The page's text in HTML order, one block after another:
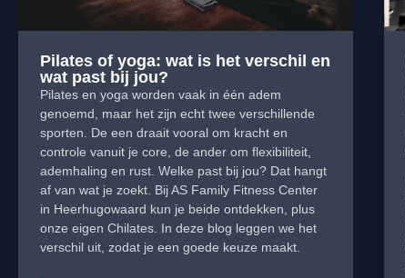
Pilates of yoga: wat is het verschil en
wat past bij jou?
Pilates en yoga worden vaak in één adem
genoemd, maar het zijn echt twee verschillende
sporten. De een draait vooral om kracht en
controle vanuit je core, de ander om flexibiliteit,
ademhaling en rust. Welke past bij jou? Dat hangt
af van wat je zoekt. Bij AS Family Fitness Center
in Heerhugowaard kun je beide ontdekken, plus
onze eigen Chilates. In deze blog leggen we het
verschil uit, zodat je een goede keuze maakt.